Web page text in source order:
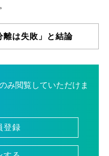
は失敗」と結論
み閲覧していただけま
登録